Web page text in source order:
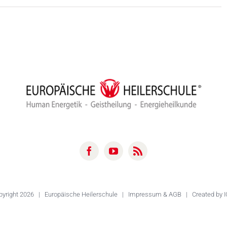
2026 | Europäische Heilerschule | Impressum & AGB | Created by